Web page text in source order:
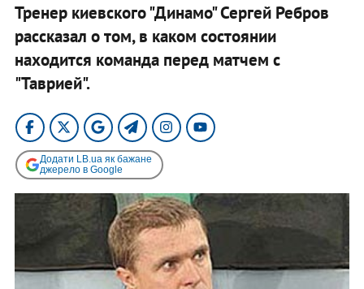
Тренер киевского "Динамо" Сергей Ребров
рассказал о том, в каком состоянии
находится команда перед матчем с
"Таврией".
Додати LB.ua як бажане
джерело в Google